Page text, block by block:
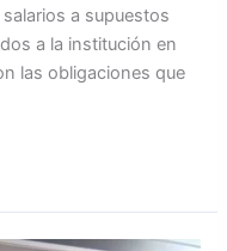
a supuestos
a la institución en
las obligaciones que